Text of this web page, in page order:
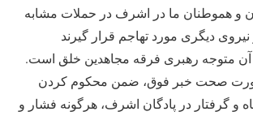
و هموطنان ما در اشرف در حملات مشابه
دیگری مورد تهاجم قرار گیرند
متوجه رهبری فرقه مجاهدین خلق است.
صحت خبر فوق، ضمن محکوم کردن
و گرفتار در پادگان اشرف، هرگونه فشار و